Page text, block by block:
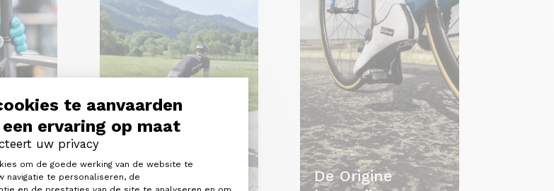
te aanvaarden
ervaring op maat
uw privacy
Personaliseer uw opties
om de goede werking van de website te
navigatie te personaliseren, de
onze
Avonturen en
De Origine